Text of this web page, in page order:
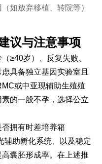
如放弃移植、转院等）
议与注意事项
≥40岁）、反复失败、
具备独立基因实验室且
或中亚现辅助生殖殖
的一般不孕，选择公立
拥有时差培养箱
辅助孵化系统、以及稳定
囊胚形成率。在上述推